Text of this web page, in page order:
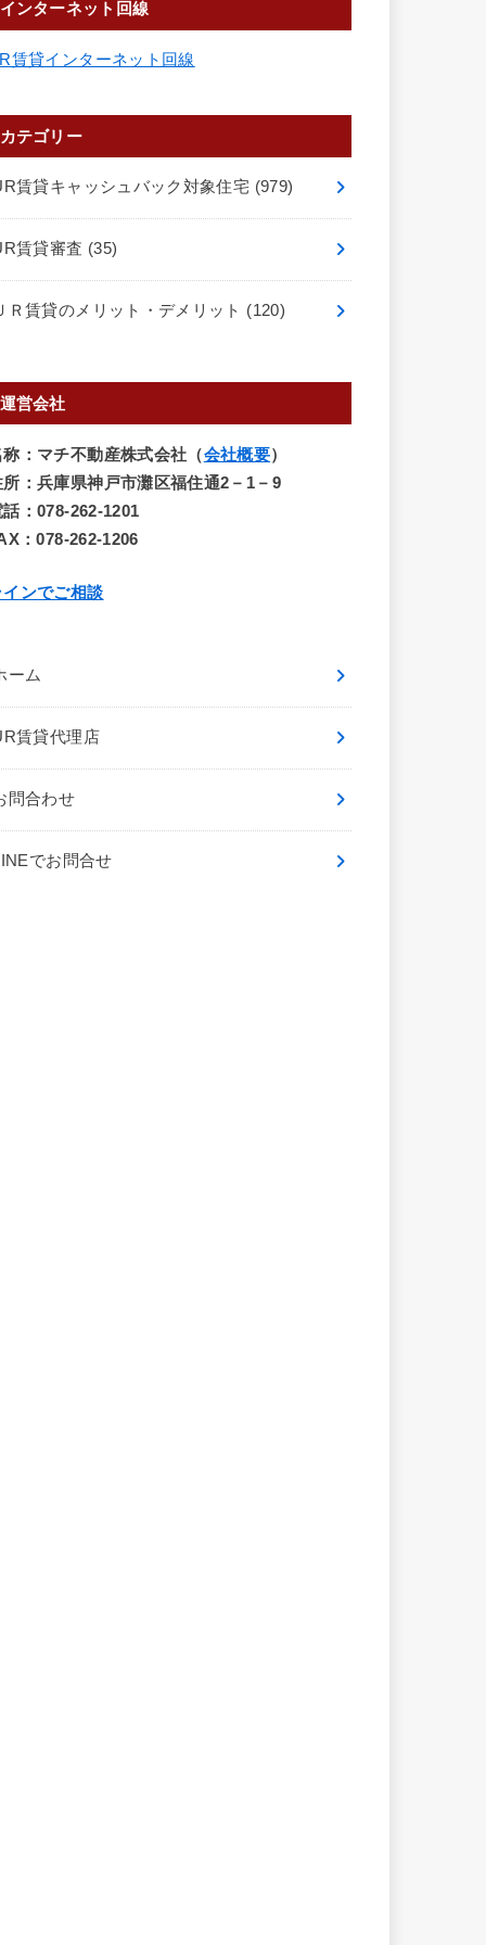
インターネット回線
賃貸インターネット回線
カテゴリー
賃貸キャッシュバック対象住宅 (979)
賃貸審査 (35)
Ｒ賃貸のメリット・デメリット (120)
運営会社
称：マチ不動産株式会社（会社概要）
所：兵庫県神戸市灘区福住通2－1－9
話：078-262-1201
：078-262-1206
インでご相談
ーム
賃貸代理店
問合わせ
でお問合せ